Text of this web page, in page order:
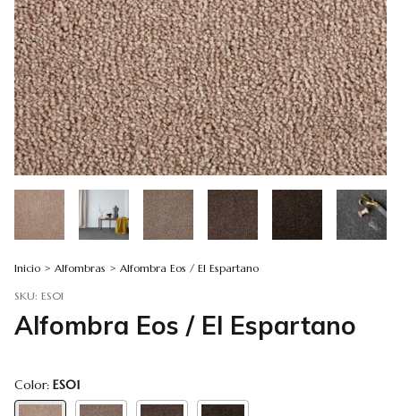
Inicio > Alfombras > Alfombra Eos / El Espartano
SKU: ES01
Alfombra Eos / El Espartano
Color: ES01